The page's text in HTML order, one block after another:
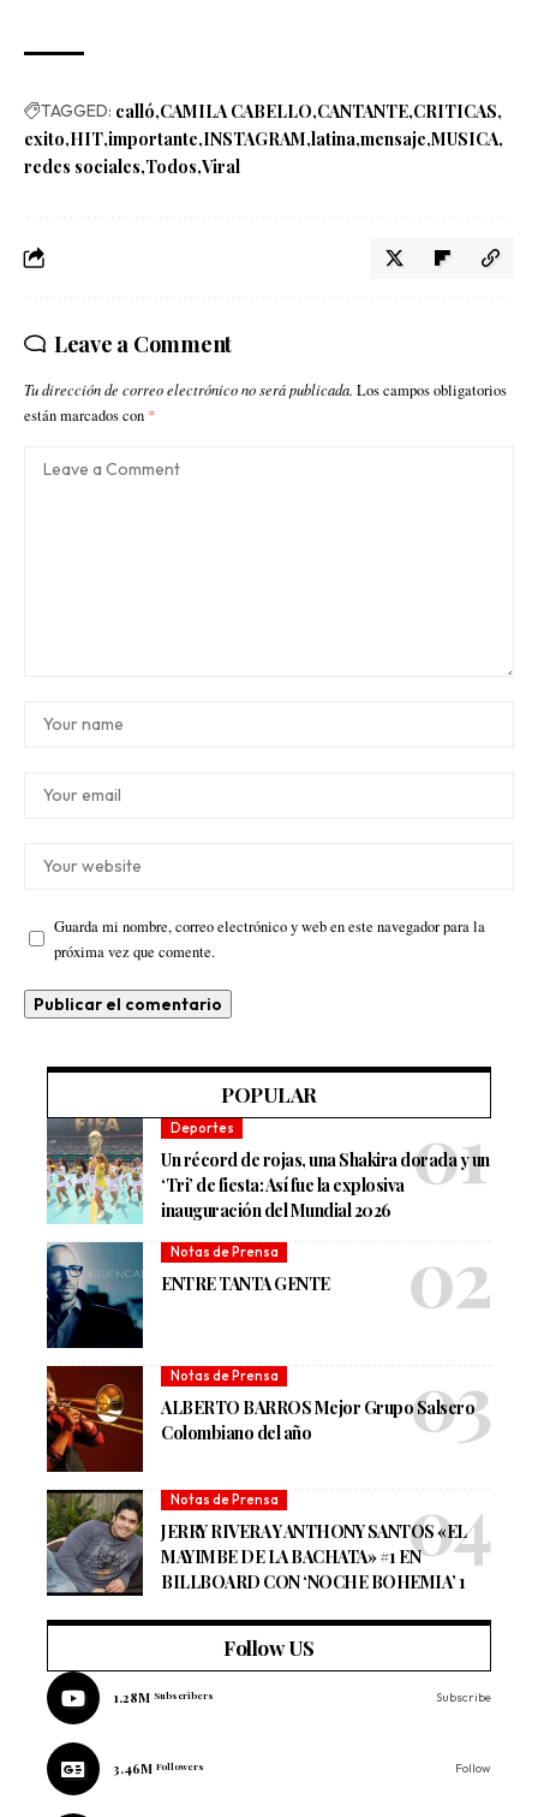
TAGGED: calló CAMILA CABELLO CANTANTE CRITICAS
exito HIT importante INSTAGRAM latina mensaje MUSICA
redes sociales Todos Viral
Leave a Comment
Tu dirección de correo electrónico no será publicada. Los campos obligatorios
están marcados con *
Guarda mi nombre, correo electrónico y web en este navegador para la
próxima vez que comente.
POPULAR
Deportes
Un récord de rojas, una Shakira dorada y un
‘Tri’ de fiesta: Así fue la explosiva
inauguración del Mundial 2026
Notas de Prensa
ENTRE TANTA GENTE
Notas de Prensa
ALBERTO BARROS Mejor Grupo Salsero
Colombiano del año
Notas de Prensa
JERRY RIVERA Y ANTHONY SANTOS «EL
MAYIMBE DE LA BACHATA» #1 EN
BILLBOARD CON ‘NOCHE BOHEMIA’ 1
Follow US
1.28M Subscribers Subscribe
3.46M Followers Follow